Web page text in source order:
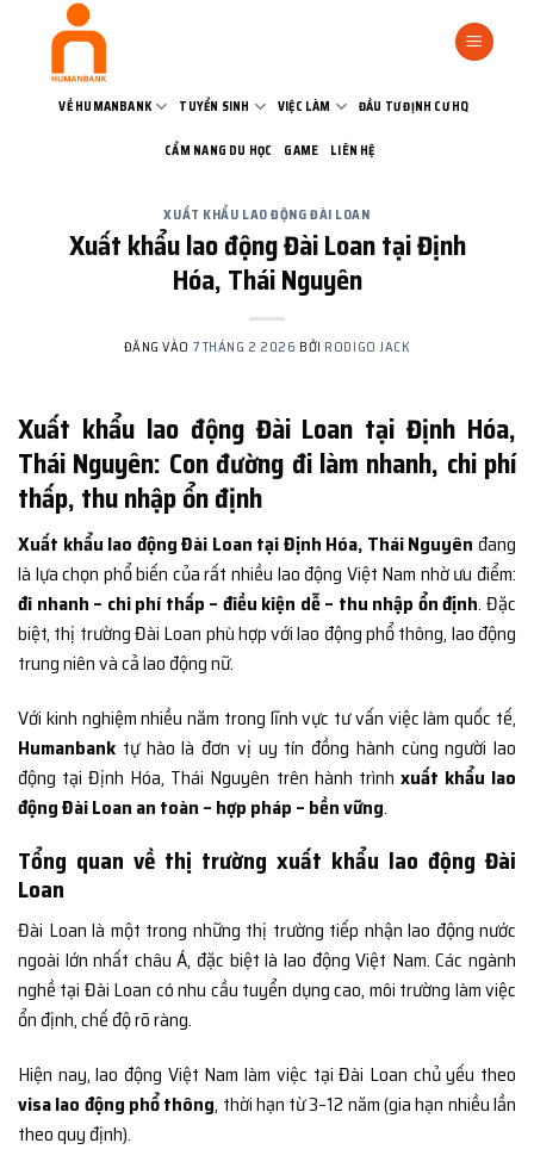
VỀ HUMANBANK TUYỂN SINH VIỆC LÀM ĐẦU TƯ ĐỊNH CƯ HQ
CẨM NANG DU HỌC GAME LIÊN HỆ
XUẤT KHẨU LAO ĐỘNG ĐÀI LOAN
Xuất khẩu lao động Đài Loan tại Định
Hóa, Thái Nguyên
ĐĂNG VÀO 7 THÁNG 2 2026 BỞI RODIGO JACK
Xuất khẩu lao động Đài Loan tại Định Hóa,
Thái Nguyên: Con đường đi làm nhanh, chi phí
thấp, thu nhập ổn định
Xuất khẩu lao động Đài Loan tại Định Hóa, Thái Nguyên đang
là lựa chọn phổ biến của rất nhiều lao động Việt Nam nhờ ưu điểm:
đi nhanh – chi phí thấp – điều kiện dễ – thu nhập ổn định. Đặc
biệt, thị trường Đài Loan phù hợp với lao động phổ thông, lao động
trung niên và cả lao động nữ.
Với kinh nghiệm nhiều năm trong lĩnh vực tư vấn việc làm quốc tế,
Humanbank tự hào là đơn vị uy tín đồng hành cùng người lao
động tại Định Hóa, Thái Nguyên trên hành trình xuất khẩu lao
động Đài Loan an toàn – hợp pháp – bền vững.
Tổng quan về thị trường xuất khẩu lao động Đài
Loan
Đài Loan là một trong những thị trường tiếp nhận lao động nước
ngoài lớn nhất châu Á, đặc biệt là lao động Việt Nam. Các ngành
nghề tại Đài Loan có nhu cầu tuyển dụng cao, môi trường làm việc
ổn định, chế độ rõ ràng.
Hiện nay, lao động Việt Nam làm việc tại Đài Loan chủ yếu theo
visa lao động phổ thông, thời hạn từ 3–12 năm (gia hạn nhiều lần
theo quy định).